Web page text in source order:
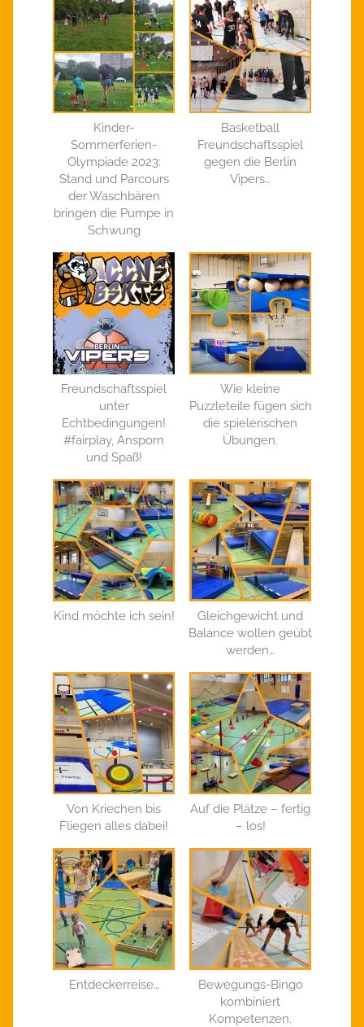
Kinder-
Sommerferien-
Olympiade 2023:
Stand und Parcours
der Waschbären
bringen die Pumpe in
Schwung
Basketball
Freundschaftsspiel
gegen die Berlin
Vipers…
Freundschaftsspiel
unter
Echtbedingungen!
#fairplay, Ansporn
und Spaß!
Wie kleine
Puzzleteile fügen sich
die spielerischen
Übungen.
Kind möchte ich sein!
Gleichgewicht und
Balance wollen geübt
werden…
Von Kriechen bis
Fliegen alles dabei!
Auf die Plätze – fertig
– los!
Entdeckerreise…
Bewegungs-Bingo
kombiniert
Kompetenzen.